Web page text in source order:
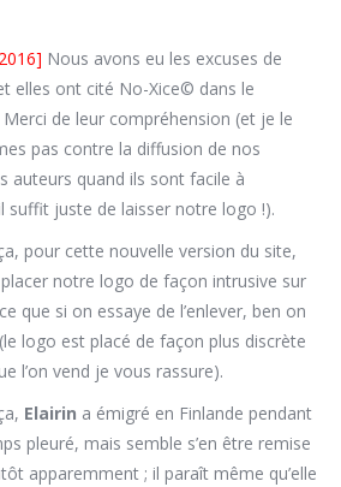
Nous avons eu les excuses de
elles ont cité No-Xice© dans le
de leur compréhension (et je le
pas contre la diffusion de nos
auteurs quand ils sont facile à
suffit juste de laisser notre logo !).
pour cette nouvelle version du site,
notre logo de façon intrusive sur
que si on essaye de l’enlever, ben on
logo est placé de façon plus discrète
l’on vend je vous rassure).
Elairin a émigré en Finlande pendant
pleuré, mais semble s’en être remise
apparemment ; il paraît même qu’elle